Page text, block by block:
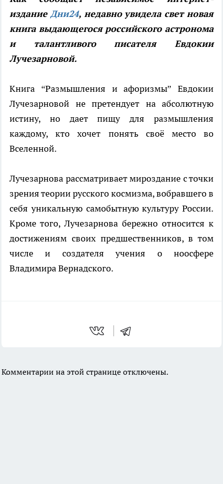
издание Дни24, недавно увидела свет новая
книга выдающегося российского астронома
и талантливого писателя Евдокии
Лучезарновой.
Книга “Размышления и афоризмы” Евдокии
Лучезарновой не претендует на абсолютную
истину, но дает пищу для размышления
каждому, кто хочет понять своё место во
Вселенной.
Лучезарнова рассматривает мироздание с точки
зрения теории русского космизма, вобравшего в
себя уникальную самобытную культуру России.
Кроме того, Лучезарнова бережно относится к
достижениям своих предшественников, в том
числе и создателя учения о ноосфере
Владимира Вернадского.
Комментарии на этой странице отключены.